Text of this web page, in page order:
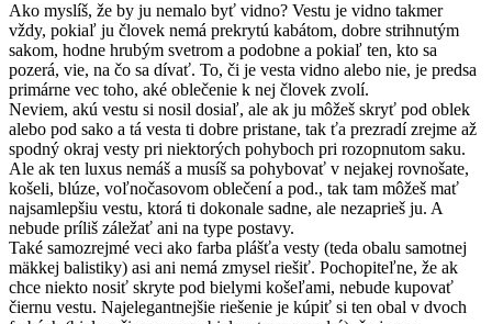
Ako myslíš, že by ju nemalo byť vidno? Vestu je vidno takmer
vždy, pokiaľ ju človek nemá prekrytú kabátom, dobre strihnutým
sakom, hodne hrubým svetrom a podobne a pokiaľ ten, kto sa
pozerá, vie, na čo sa dívať. To, či je vesta vidno alebo nie, je predsa
primárne vec toho, aké oblečenie k nej človek zvolí.
Neviem, akú vestu si nosil dosiaľ, ale ak ju môžeš skryť pod oblek
alebo pod sako a tá vesta ti dobre pristane, tak ťa prezradí zrejme až
spodný okraj vesty pri niektorých pohyboch pri rozopnutom saku.
Ale ak ten luxus nemáš a musíš sa pohybovať v nejakej rovnošate,
košeli, blúze, voľnočasovom oblečení a pod., tak tam môžeš mať
najsamlepšiu vestu, ktorá ti dokonale sadne, ale nezaprieš ju. A
nebude príliš záležať ani na type postavy.
Také samozrejmé veci ako farba plášťa vesty (teda obalu samotnej
mäkkej balistiky) asi ani nemá zmysel riešiť. Pochopiteľne, že ak
chce niekto nosiť skryte pod bielymi košeľami, nebude kupovať
čiernu vestu. Najelegantnejšie riešenie je kúpiť si ten obal v dvoch